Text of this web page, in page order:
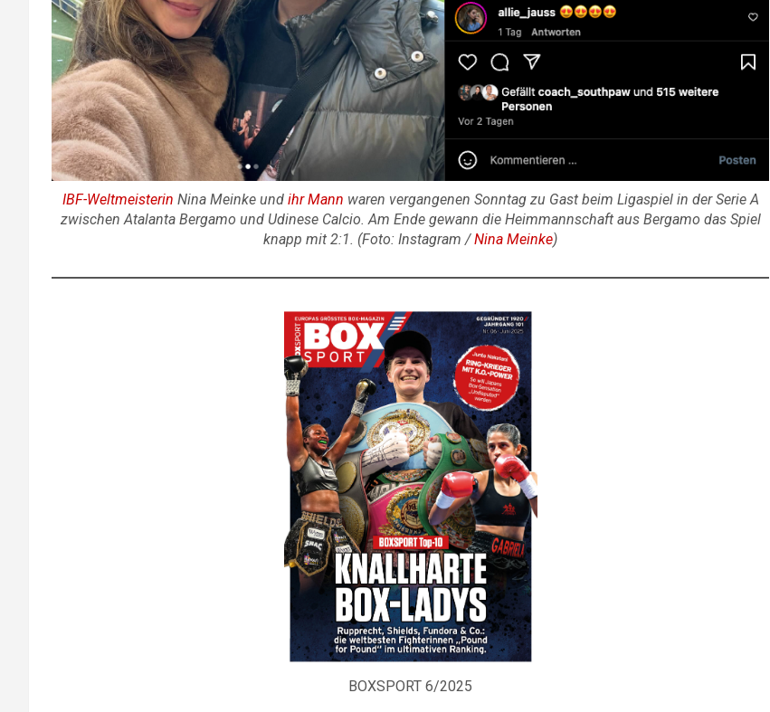
IBF-Weltmeisterin Nina Meinke und ihr Mann waren vergangenen Sonntag zu Gast beim Ligaspiel in der Serie A
zwischen Atalanta Bergamo und Udinese Calcio. Am Ende gewann die Heimmannschaft aus Bergamo das Spiel
knapp mit 2:1. (Foto: Instagram /Nina Meinke)
BOXSPORT 6/2025